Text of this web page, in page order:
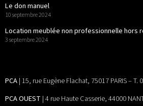
Le don manuel
10 septembre 2024
Location meublée non professionnelle hors
3 septembre 2024
PCA| 15, rue Eugène Flachat, 75017 PARIS – T.
PCA OUEST | 4 rue Haute Casserie, 44000